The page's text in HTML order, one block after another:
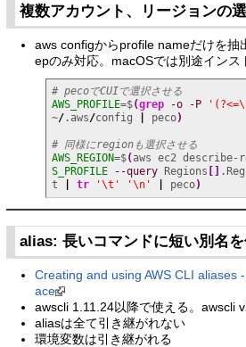
複数アカウント、リージョンの
aws configからprofile nameだけを抽
epのみ対応。macOSでは別途インス
# pecoでCUIで選択させる
AWS_PROFILE=$(grep -o -P
~/.aws/config peco)
# 同様にregionも選択させる
AWS_REGION=$( aws ec2 describe-
S_PROFILE
--query Regions
t
tr '\t' '\n' peco)
alias: 長いコマンドに短い別名
Creating and using AWS CLI aliases
ace
awscli 1.11.24以降で使える。awscli
aliasは全て引き継がれない
環境変数は引き継がれる